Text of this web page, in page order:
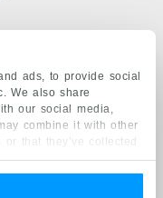
ads, to provide social
We also share
our social media,
combine it with other
that they’ve collected